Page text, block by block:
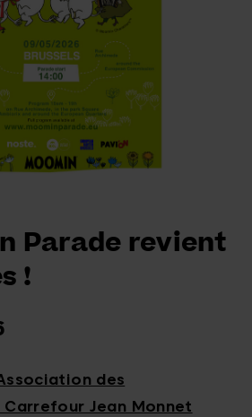
Parade revient
!
des
Jean Monnet